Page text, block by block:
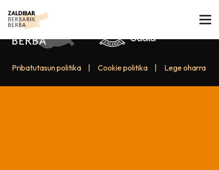
Pribatutasun politika Cookie politika Lege oharra